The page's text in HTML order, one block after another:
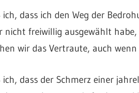
dass ich den Weg der
nicht freiwillig ausgewählt
wir das Vertraute, auch
ich, dass der Schmerz einer